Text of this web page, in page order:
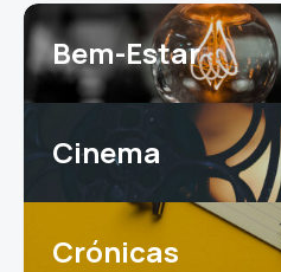
Bem-Estar
Cinema
Crónicas